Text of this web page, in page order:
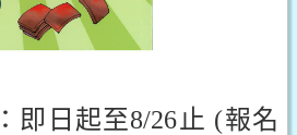
即日起至8/26止 (報名